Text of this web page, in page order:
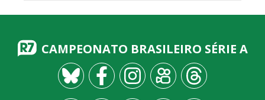
CAMPEONATO BRASILEIRO SÉRIE A